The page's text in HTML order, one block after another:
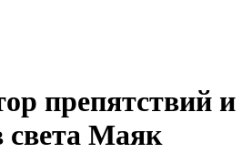
препятствий и
света Маяк